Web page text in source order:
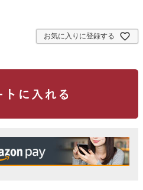
お気に入りに登録する